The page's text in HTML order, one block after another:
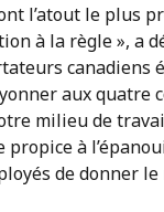
l’atout le plus
à la règle », a
canadiens
aux quatre
milieu de
à
de donner